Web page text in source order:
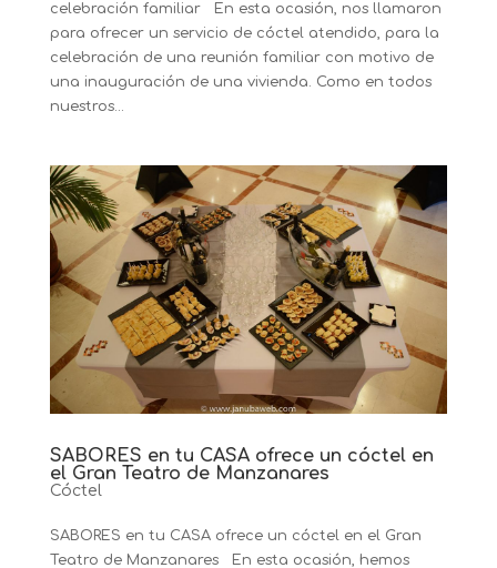
celebración familiar En esta ocasión, nos llamaron
para ofrecer un servicio de cóctel atendido, para la
celebración de una reunión familiar con motivo de
una inauguración de una vivienda. Como en todos
nuestros...
SABORES en tu CASA ofrece un cóctel en
el Gran Teatro de Manzanares
Cóctel
SABORES en tu CASA ofrece un cóctel en el Gran
Teatro de Manzanares En esta ocasión, hemos